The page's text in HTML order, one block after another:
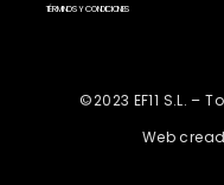
TÉRMINOS Y CONDICIONES
©2023 EF11 S.L. –
Web